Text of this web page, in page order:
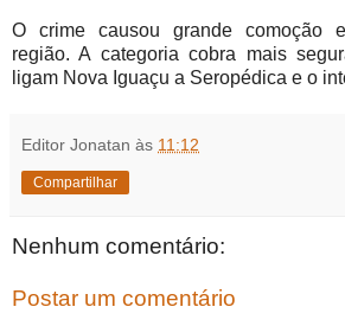
O crime causou grande comoção
região. A categoria cobra mais
ligam Nova Iguaçu a Seropédica e o
Editor Jonatan às 11:12
Compartilhar
Nenhum comentário:
Postar um comentário